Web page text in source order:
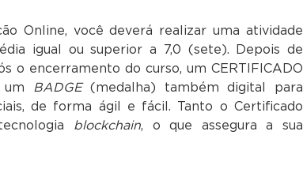
Online, você deverá realizar uma atividade
igual ou superior a 7,0 (sete). Depois de
o encerramento do curso, um CERTIFICADO
um
BADGE(medalha) também digital para
de forma ágil e fácil. Tanto o Certificado
blockchain, o que assegura a sua